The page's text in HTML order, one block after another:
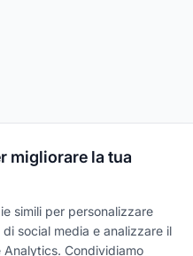
migliorare la tua
simili per personalizzare
social media e analizzare il
Condividiamo